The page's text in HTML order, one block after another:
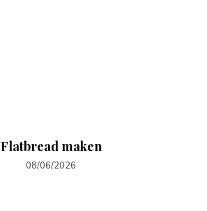
Flatbread maken
08/06/2026